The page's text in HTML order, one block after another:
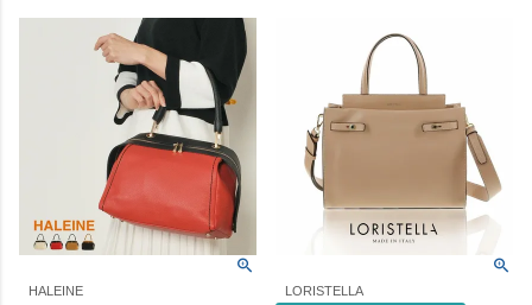
HALEINE
LORISTELLA